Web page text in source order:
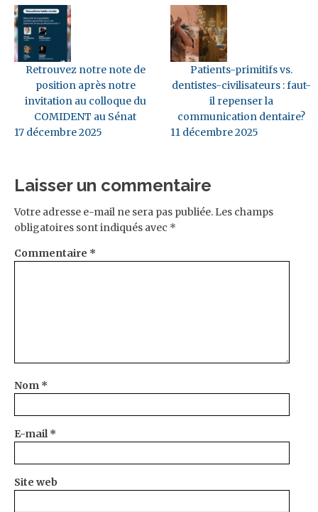
Retrouvez notre note de
position après notre
invitation au colloque du
COMIDENT au Sénat
17 décembre 2025
Patients-primitifs vs.
dentistes-civilisateurs : faut-
il repenser la
communication dentaire?
11 décembre 2025
Laisser un commentaire
Votre adresse e-mail ne sera pas publiée. Les champs
obligatoires sont indiqués avec *
Commentaire *
Nom *
E-mail*
Site web